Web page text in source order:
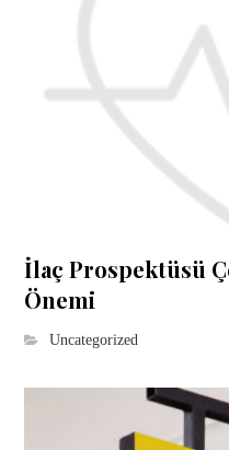
İlaç Prospektüsü
Önemi
Uncategorized